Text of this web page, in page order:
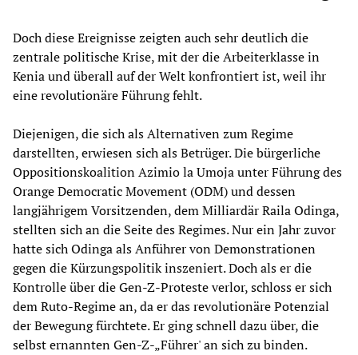
Doch diese Ereignisse zeigten auch sehr deutlich die
zentrale politische Krise, mit der die Arbeiterklasse in
Kenia und überall auf der Welt konfrontiert ist, weil ihr
eine revolutionäre Führung fehlt.
Diejenigen, die sich als Alternativen zum Regime
darstellten, erwiesen sich als Betrüger. Die bürgerliche
Oppositionskoalition Azimio la Umoja unter Führung des
Orange Democratic Movement (ODM) und dessen
langjährigem Vorsitzenden, dem Milliardär Raila Odinga,
stellten sich an die Seite des Regimes. Nur ein Jahr zuvor
hatte sich Odinga als Anführer von Demonstrationen
gegen die Kürzungspolitik inszeniert. Doch als er die
Kontrolle über die Gen-Z-Proteste verlor, schloss er sich
dem Ruto-Regime an, da er das revolutionäre Potenzial
der Bewegung fürchtete. Er ging schnell dazu über, die
selbst ernannten Gen-Z-„Führer' an sich zu binden.